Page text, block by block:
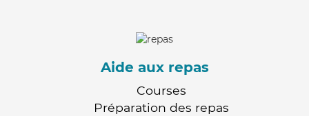
Aide aux repas
Courses
Préparation des repas